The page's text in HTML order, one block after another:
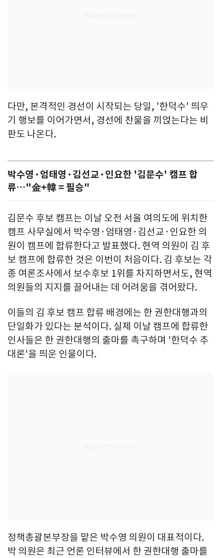
다만, 본격적인 경선이 시작되는 당일, '한덕수' 띄우
기 행보를 이어가면서, 경선에 찬물을 끼얹는다는 비
판도 나온다.
박수영·엄태영·김선교·인요한 '김문수' 캠프 합
류…"金+韓 = 필승"
김문수 후보 캠프는 이날 오전 서울 여의도에 위치한
캠프 사무실에서 박수영·엄태영·김선교·인요한 의
원이 캠프에 합류한다고 발표했다. 현역 의원이 김 후
보 캠프에 합류한 것은 이번이 처음이다. 김 후보는 각
종 여론조사에서 보수후보 1위를 차지하면서도, 현역
의원들의 지지를 끌어내는 데 어려움을 겪어왔다.
이들의 김 후보 캠프 합류 배경에는 한 권한대행과의
단일화가 있다는 분석이다. 실제 이날 캠프에 합류한
인사들은 한 권한대행의 출마를 촉구하며 '한덕수 추
대론'을 띄운 인물이다.
정책총괄본부장을 맡은 박수영 의원이 대표적이다.
박 의원은 최근 언론 인터뷰에서 한 권한대행 출마를